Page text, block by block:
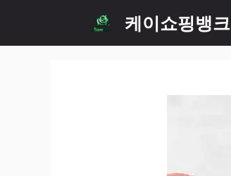
content
케이쇼핑뱅크